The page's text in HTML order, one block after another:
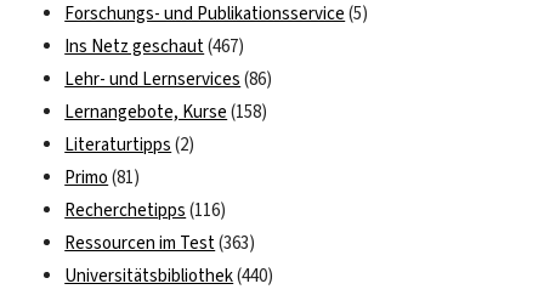
Forschungs- und Publikationsservice (5)
Ins Netz geschaut(467)
Lehr- und Lernservices (86)
Lernangebote, Kurse (158)
Literaturtipps (2)
Primo (81)
Recherchetipps (116)
Ressourcen im Test(363)
Universitätsbibliothek(440)